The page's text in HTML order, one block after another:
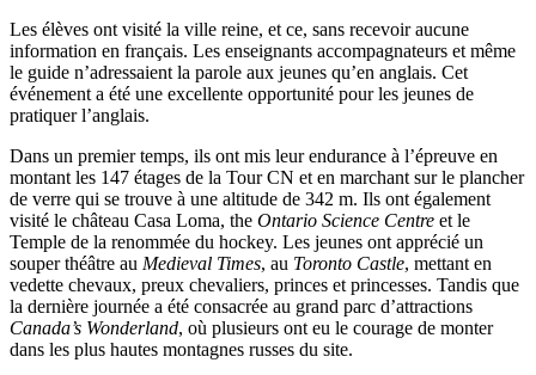
Les élèves ont visité la ville reine, et ce, sans recevoir aucune
information en français. Les enseignants accompagnateurs et même
le guide n’adressaient la parole aux jeunes qu’en anglais. Cet
événement a été une excellente opportunité pour les jeunes de
pratiquer l’anglais.
Dans un premier temps, ils ont mis leur endurance à l’épreuve en
montant les 147 étages de la Tour CN et en marchant sur le plancher
de verre qui se trouve à une altitude de 342 m. Ils ont également
visité le château Casa Loma, the Ontario Science Centre et le
Temple de la renommée du hockey. Les jeunes ont apprécié un
souper théâtre au Medieval Times, au Toronto Castle, mettant en
vedette chevaux, preux chevaliers, princes et princesses. Tandis que
la dernière journée a été consacrée au grand parc d’attractions
Canada’s Wonderland, où plusieurs ont eu le courage de monter
dans les plus hautes montagnes russes du site.